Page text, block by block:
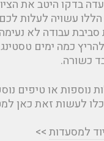
בדקו היטב את
עשויה לעלות לכם
סביבת עבודה לא
כמה ימים
כשורה.
או טיפים
לעשות זאת כאן
למסעדות>>